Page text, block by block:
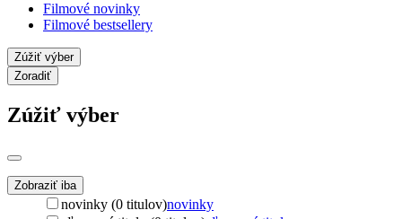
Filmové novinky
Filmové bestsellery
Zúžiť výber
Zoradiť
Zúžiť výber
Zobraziť iba
novinky (0 titulov)novinky